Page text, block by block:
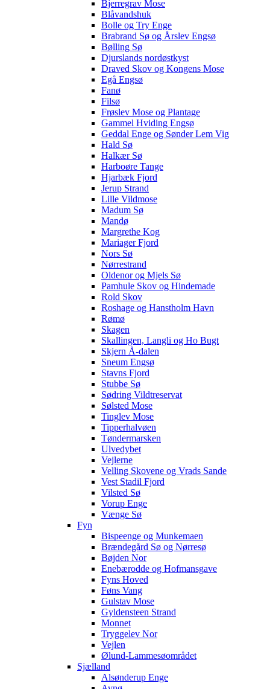
Bjerregrav Mose
Blåvandshuk
Bolle og Try Enge
Brabrand Sø og Årslev Engsø
Bølling Sø
Djurslands nordøstkyst
Draved Skov og Kongens Mose
Egå Engsø
Fanø
Filsø
Frøslev Mose og Plantage
Gammel Hviding Engsø
Geddal Enge og Sønder Lem Vig
Hald Sø
Halkær Sø
Harboøre Tange
Hjarbæk Fjord
Jerup Strand
Lille Vildmose
Madum Sø
Mandø
Margrethe Kog
Mariager Fjord
Nors Sø
Nørrestrand
Oldenor og Mjels Sø
Pamhule Skov og Hindemade
Rold Skov
Roshage og Hanstholm Havn
Rømø
Skagen
Skallingen, Langli og Ho Bugt
Skjern Å-dalen
Sneum Engsø
Stavns Fjord
Stubbe Sø
Sødring Vildtreservat
Sølsted Mose
Tinglev Mose
Tipperhalvøen
Tøndermarsken
Ulvedybet
Vejlerne
Velling Skovene og Vrads Sande
Vest Stadil Fjord
Vilsted Sø
Vorup Enge
Vænge Sø
Fyn
Bispeenge og Munkemaen
Brændegård Sø og Nørresø
Bøjden Nor
Enebærodde og Hofmansgave
Fyns Hoved
Føns Vang
Gulstav Mose
Gyldensteen Strand
Monnet
Tryggelev Nor
Vejlen
Ølund-Lammesøområdet
Sjælland
Alsønderup Enge